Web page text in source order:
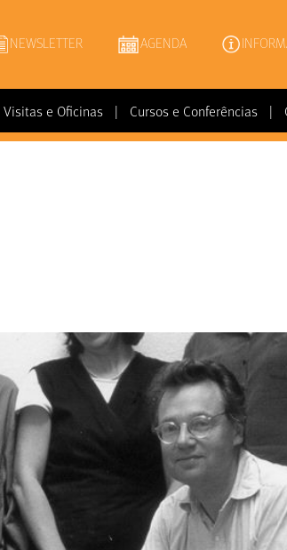
NEWSLETTER AGENDA
Visitas e Oficinas Cursos e Conferências